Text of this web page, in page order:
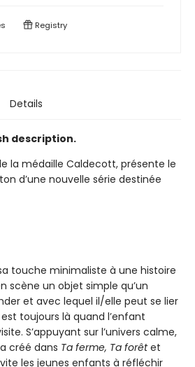
Registry
Details
description.
la médaille Caldecott, présente le
d’une nouvelle série destinée
touche minimaliste à une histoire
scène un objet simple qu’un
et avec lequel il/elle peut se lier
toujours là quand l’enfant
S’appuyant sur l’univers calme,
créé dans Ta ferme, Ta forêtet
les jeunes enfants à réfléchir